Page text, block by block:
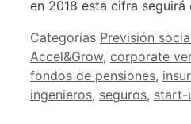
en 2018 esta cifra seguirá
Categorías Previsión
Accel&Grow, corporate
fondos de pensiones,
ingenieros, seguros, start-